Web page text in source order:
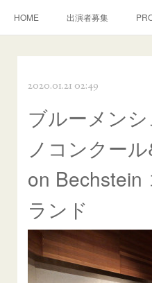
HOME 出演者募集
MEDIA DISCOGRAPHY
NEWS Facebook
2020.01.21 02:49
ブルーメン
ノコンクー
on Bechstein
ランド